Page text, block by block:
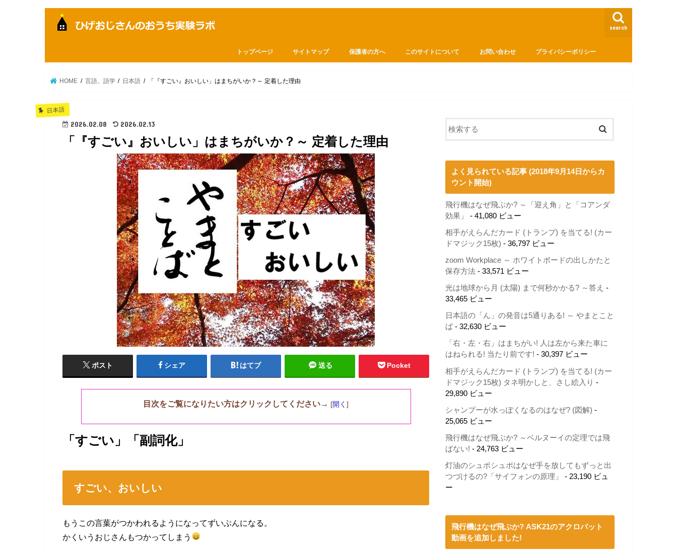
search
トップページ サイトマップ 保護者の方へ このサイトについて お問い合わせ プライバシーポリシー
HOME 言語。語学 日本語 「『すごい』おいしい」はまちがいか？～ 定着した理由
日本語
2026.02.08 2026.02.13
「『すごい』おいしい」はまちがいか？～ 定着した理由
ポスト シェア はてブ 送る Pocket
目次をご覧になりたい方はクリックしてください→ [開く ]
「すごい」「副詞化」
すごい、おいしい
もうこの言葉がつかわれるようになってずいぶんになる。
かくいうおじさんもつかってしまう
よく見られている記事 (2018年9月14日からカ
ウント開始)
飛行機はなぜ飛ぶか? ～「迎え角」と「コアンダ
効果」
- 41,080 ビュー
相手がえらんだカード (トランプ) を当てる! (カー
ドマジック15枚) - 36,797 ビュー
zoom Workplace ～ ホワイトボードの出しかたと
保存方法 - 33,571 ビュー
光は地球から月 (太陽) まで何秒かかる? ～答え -
33,465 ビュー
日本語の「ん」の発音は5通りある! ～ やまとこと
ば - 32,630 ビュー
「右・左・右」はまちがい! 人は左から来た車に
はねられる! 当たり前です! - 30,397 ビュー
相手がえらんだカード (トランプ) を当てる! (カー
ドマジック15枚) タネ明かしと、さし絵入り -
29,890 ビュー
シャンプーが水っぽくなるのはなぜ? (図解) -
25,065 ビュー
飛行機はなぜ飛ぶか? ～ベルヌーイの定理では飛
ばない! - 24,763 ビュー
灯油のシュポシュポはなぜ手を放してもずっと出
つづけるの?「サイフォンの原理」
- 23,190 ビュ
ー
飛行機はなぜ飛ぶか? ASK21のアクロバット
動画を追加しました!